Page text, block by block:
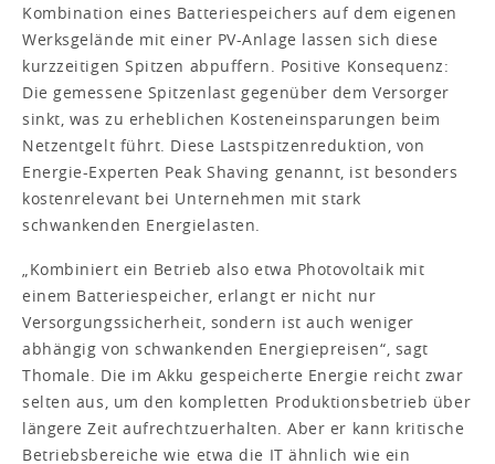
Kombination eines Batteriespeichers auf dem eigenen
Werksgelände mit einer PV-Anlage lassen sich diese
kurzzeitigen Spitzen abpuffern. Positive Konsequenz:
Die gemessene Spitzenlast gegenüber dem Versorger
sinkt, was zu erheblichen Kosteneinsparungen beim
Netzentgelt führt. Diese Lastspitzenreduktion, von
Energie-Experten Peak Shaving genannt, ist besonders
kostenrelevant bei Unternehmen mit stark
schwankenden Energielasten.
„Kombiniert ein Betrieb also etwa Photovoltaik mit
einem Batteriespeicher, erlangt er nicht nur
Versorgungssicherheit, sondern ist auch weniger
abhängig von schwankenden Energiepreisen“, sagt
Thomale. Die im Akku gespeicherte Energie reicht zwar
selten aus, um den kompletten Produktionsbetrieb über
längere Zeit aufrechtzuerhalten. Aber er kann kritische
Betriebsbereiche wie etwa die IT ähnlich wie ein